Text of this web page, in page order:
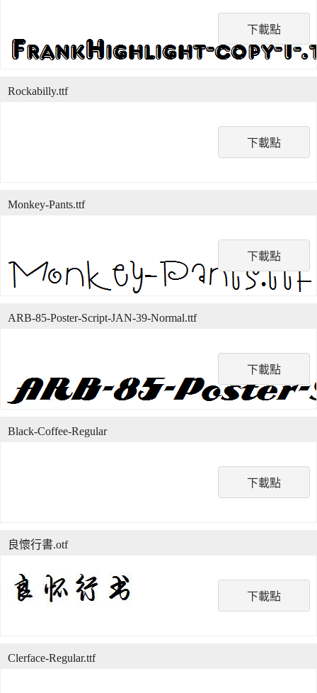
下載點
下載點
Rockabilly.ttf
下載點
Monkey-Pants.ttf
下載點
ARB-85-Poster-Script-JAN-39-Normal.ttf
下載點
Black-Coffee-Regular
下載點
良懷行書.otf
Clerface-Regular.ttf